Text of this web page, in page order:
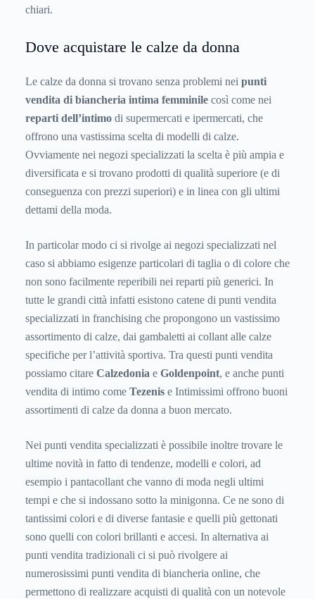
chiari.
Dove acquistare le calze da donna
Le calze da donna si trovano senza problemi nei punti
vendita di biancheria intima femminile così come nei
reparti dell’intimo di supermercati e ipermercati, che
offrono una vastissima scelta di modelli di calze.
Ovviamente nei negozi specializzati la scelta è più ampia e
diversificata e si trovano prodotti di qualità superiore (e di
conseguenza con prezzi superiori) e in linea con gli ultimi
dettami della moda.
In particolar modo ci si rivolge ai negozi specializzati nel
caso si abbiamo esigenze particolari di taglia o di colore che
non sono facilmente reperibili nei reparti più generici. In
tutte le grandi città infatti esistono catene di punti vendita
specializzati in franchising che propongono un vastissimo
assortimento di calze, dai gambaletti ai collant alle calze
specifiche per l’attività sportiva. Tra questi punti vendita
possiamo citare Calzedonia e Goldenpoint, e anche punti
vendita di intimo come Tezenis e Intimissimi offrono buoni
assortimenti di calze da donna a buon mercato.
Nei punti vendita specializzati è possibile inoltre trovare le
ultime novità in fatto di tendenze, modelli e colori, ad
esempio i pantacollant che vanno di moda negli ultimi
tempi e che si indossano sotto la minigonna. Ce ne sono di
tantissimi colori e di diverse fantasie e quelli più gettonati
sono quelli con colori brillanti e accesi. In alternativa ai
punti vendita tradizionali ci si può rivolgere ai
numerosissimi punti vendita di biancheria online, che
permettono di realizzare acquisti di qualità con un notevole